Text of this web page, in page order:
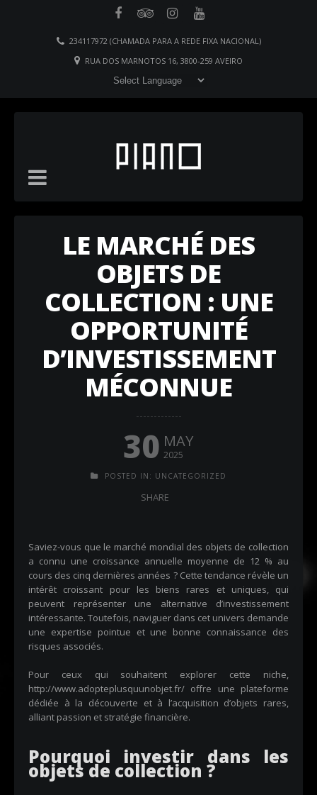
234117972 (CHAMADA PARA A REDE FIXA NACIONAL)
RUA DOS MARNOTOS 16, 3800-259 AVEIRO
LE MARCHÉ DES
OBJETS DE
COLLECTION : UNE
OPPORTUNITÉ
D’INVESTISSEMENT
MÉCONNUE
30 MAY
2025
POSTED IN: UNCATEGORIZED
SHARE
Saviez-vous que le marché mondial des objets de collection
a connu une croissance annuelle moyenne de 12 % au
cours des cinq dernières années ? Cette tendance révèle un
intérêt croissant pour les biens rares et uniques, qui
peuvent représenter une alternative d’investissement
intéressante. Toutefois, naviguer dans cet univers demande
une expertise pointue et une bonne connaissance des
risques associés.
Pour ceux qui souhaitent explorer cette niche,
http://www.adopteplusquunobjet.fr/ offre une plateforme
dédiée à la découverte et à l’acquisition d’objets rares,
alliant passion et stratégie financière.
Pourquoi investir dans les
objets de collection ?